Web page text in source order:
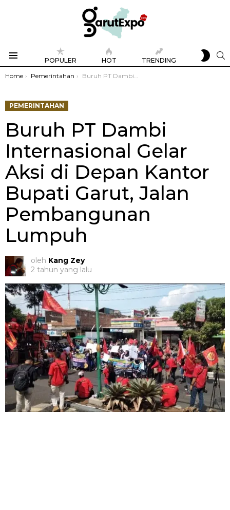
POPULER HOT TRENDING
SKIN
You are here:
Home Pemerintahan Buruh PT Dambi Internasional Gelar Aksi di Depan Kantor Bupati Garut, Jalan Pembangunan Lumpuh
PEMERINTAHAN
Buruh PT Dambi
Internasional Gelar
Aksi di Depan Kantor
Bupati Garut, Jalan
Pembangunan
Lumpuh
oleh Kang Zey
2 tahun yang lalu